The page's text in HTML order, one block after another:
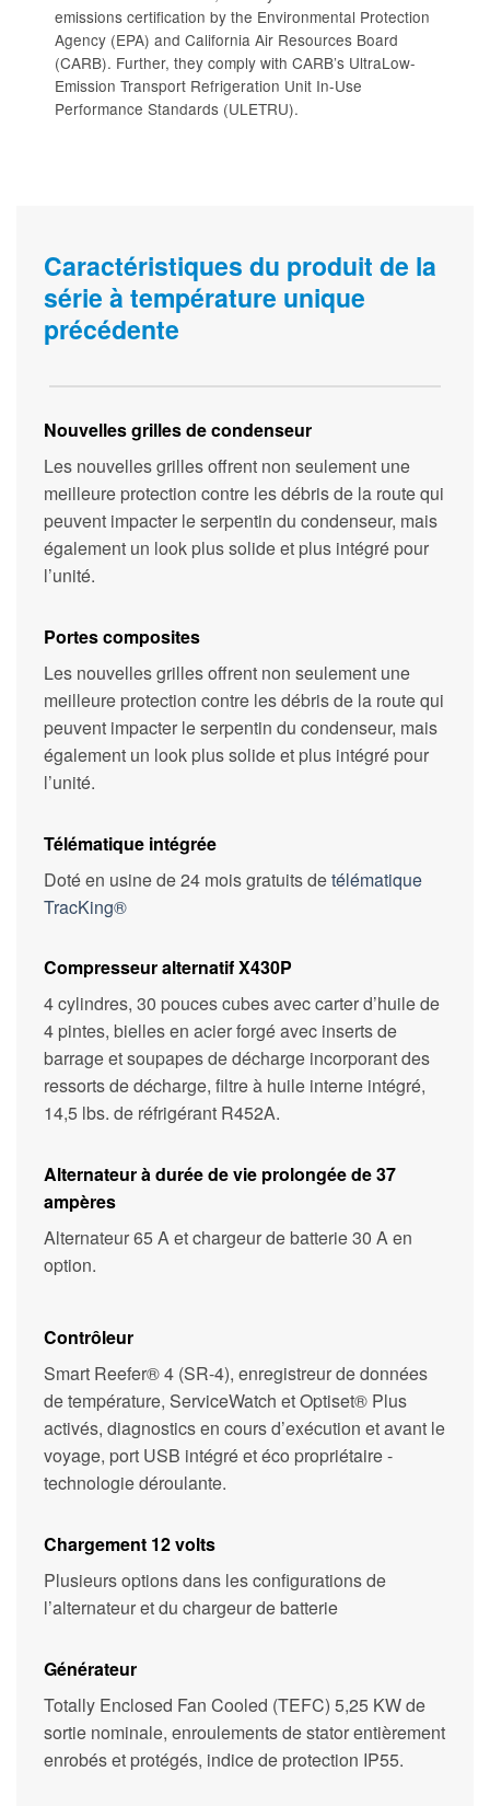
emissions certification by the Environmental Protection
Agency (EPA) and California Air Resources Board
(CARB). Further, they comply with CARB’s UltraLow-
Emission Transport Refrigeration Unit In-Use
Performance Standards (ULETRU).
Caractéristiques du produit de la
série à température unique
précédente
Nouvelles grilles de condenseur
Les nouvelles grilles offrent non seulement une
meilleure protection contre les débris de la route qui
peuvent impacter le serpentin du condenseur, mais
également un look plus solide et plus intégré pour
l’unité.
Portes composites
Les nouvelles grilles offrent non seulement une
meilleure protection contre les débris de la route qui
peuvent impacter le serpentin du condenseur, mais
également un look plus solide et plus intégré pour
l’unité.
Télématique intégrée
Doté en usine de 24 mois gratuits detélématique
TracKing®
Compresseur alternatif X430P
4 cylindres, 30 pouces cubes avec carter d’huile de
4 pintes, bielles en acier forgé avec inserts de
barrage et soupapes de décharge incorporant des
ressorts de décharge, filtre à huile interne intégré,
14,5 lbs. de réfrigérant R452A.
Alternateur à durée de vie prolongée de 37
ampères
Alternateur 65 A et chargeur de batterie 30 A en
option.
Contrôleur
Smart Reefer® 4 (SR-4), enregistreur de données
de température, ServiceWatch et Optiset® Plus
activés, diagnostics en cours d’exécution et avant le
voyage, port USB intégré et éco propriétaire -
technologie déroulante.
Chargement 12 volts
Plusieurs options dans les configurations de
l’alternateur et du chargeur de batterie
Générateur
Totally Enclosed Fan Cooled (TEFC) 5,25 KW de
sortie nominale, enroulements de stator entièrement
enrobés et protégés, indice de protection IP55.